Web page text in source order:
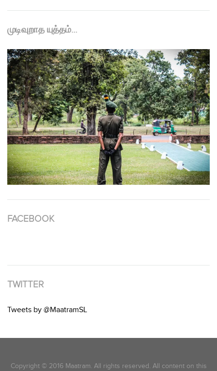
முடிவுறாத யுத்தம்…
FACEBOOK
TWITTER
Tweets by @MaatramSL
Copyright © 2016 Maatram. All rights reserved. All content on this